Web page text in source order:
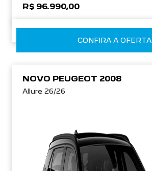
R$ 96.990,00
CONFIRA A OFERTA
NOVO PEUGEOT 2008
Allure 26/26